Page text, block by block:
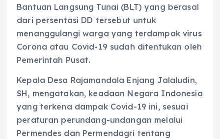
Bantuan Langsung Tunai (BLT) yang berasal
dari persentasi DD tersebut untuk
menanggulangi warga yang terdampak virus
Corona atau Covid-19 sudah ditentukan oleh
Pemerintah Pusat.
Kepala Desa Rajamandala Enjang Jalaludin,
SH, mengatakan, keadaan Negara Indonesia
yang terkena dampak Covid-19 ini, sesuai
peraturan perundang-undangan melalui
Permendes dan Permendagri tentang